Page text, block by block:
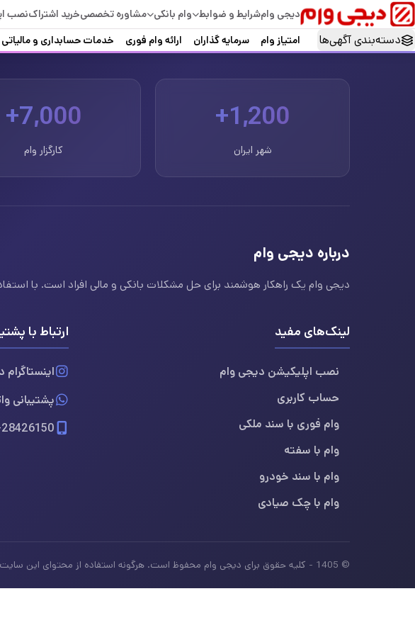
دیجی وامشرایط و ضوابط وام بانکی مشاوره تخصصیخرید اشتراکنصب
دسته‌بندی آگهی‌ها
امتیاز وام سرمایه گذاران ارائه وام فوری خدمات حسابداری و مالیاتی
1,200+
شهر ایران
7,000+
کارگزار وام
درباره دیجی وام
دیجی وام یک راهکار هوشمند برای حل مشکلات بانکی و مالی افراد است. با
لینک‌های مفید
نصب اپلیکیشن دیجی وام
حساب کاربری
وام فوری با سند ملکی
وام با سفته
وام با سند خودرو
وام با چک صیادی
ارتباط با
پشتیبانی
© 1405 - کلیه حقوق برای دیجی وام محفوظ است. هرگونه استفاده از محتوای این سایت بدون ذکر منبع، غیرمجاز بوده و پیگرد قانونی دارد.